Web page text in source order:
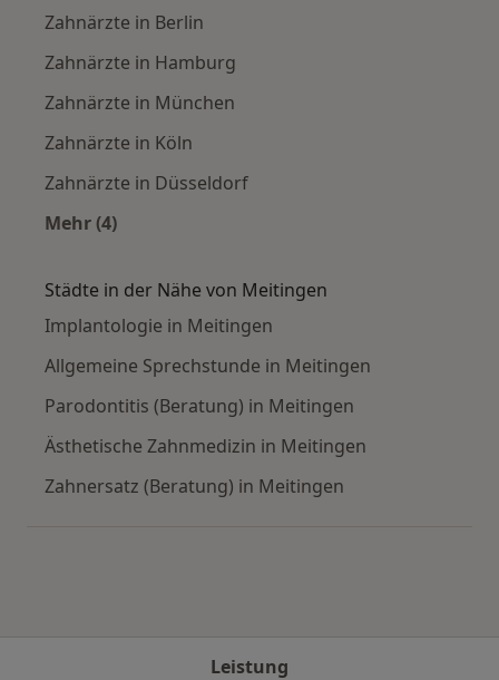
Zahnärzte in Berlin
Zahnärzte in Hamburg
Zahnärzte in München
Zahnärzte in Köln
Zahnärzte in Düsseldorf
Mehr (4)
Städte in der Nähe von Meitingen
Implantologie in Meitingen
Allgemeine Sprechstunde in Meitingen
Parodontitis (Beratung) in Meitingen
Ästhetische Zahnmedizin in Meitingen
Zahnersatz (Beratung) in Meitingen
Leistung